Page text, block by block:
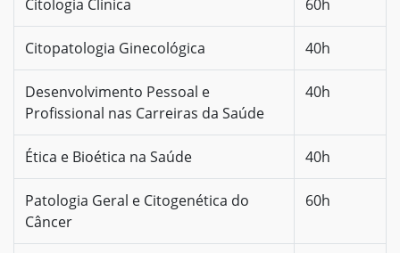
Citologia Clínica 60h
Citopatologia Ginecológica 40h
Desenvolvimento Pessoal e
Profissional nas Carreiras da Saúde
40h
Ética e Bioética na Saúde 40h
Patologia Geral e Citogenética do
Câncer
60h